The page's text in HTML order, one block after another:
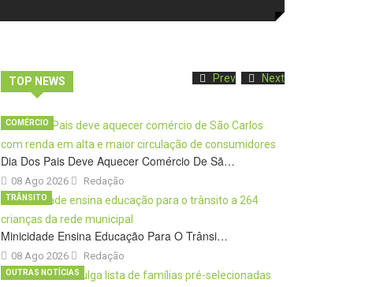
TOP NEWS Prev Next
Dia Dos Pais Deve Aquecer Comércio De Sã…
08 Ago 2026
COMÉRCIO
Redação
Minicidade Ensina Educação Para O Trânsi…
08 Ago 2026
TRÂNSITO
Redação
OUTRAS NOTÍCIAS